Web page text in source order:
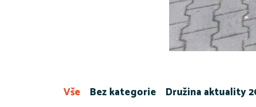
Bez kategorie Družina aktuality
Vše